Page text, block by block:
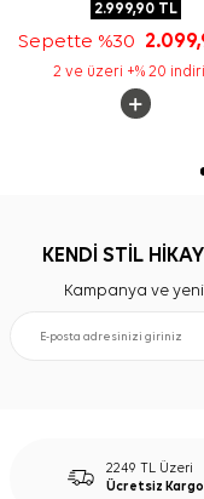
2.999,90TL
Sepette %30
2 ve üzeri +% 20
KENDİ STİL
Kampanya ve
2249 TL Üzeri
Ücretsiz Kargo